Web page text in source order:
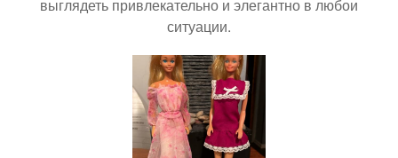
выглядеть привлекательно и элегантно в любои
ситуации.